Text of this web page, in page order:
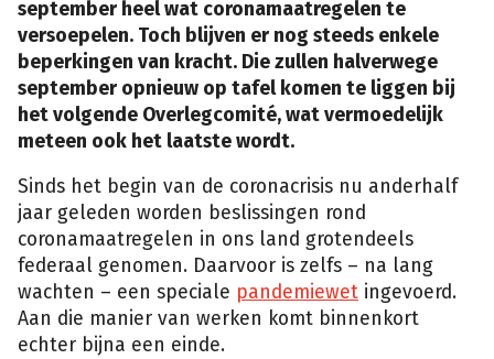
september heel wat coronamaatregelen te
versoepelen. Toch blijven er nog steeds enkele
beperkingen van kracht. Die zullen halverwege
september opnieuw op tafel komen te liggen bij
het volgende Overlegcomité, wat vermoedelijk
meteen ook het laatste wordt.
Sinds het begin van de coronacrisis nu anderhalf
jaar geleden worden beslissingen rond
coronamaatregelen in ons land grotendeels
federaal genomen. Daarvoor is zelfs – na lang
wachten – een speciale pandemiewet ingevoerd.
Aan die manier van werken komt binnenkort
echter bijna een einde.